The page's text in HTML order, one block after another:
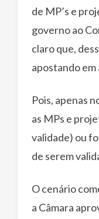
de MP’s e
governo ao
claro que,
apostando em
Pois, apenas
as MPs e
validade) ou
de serem
O cenário
a Câmara